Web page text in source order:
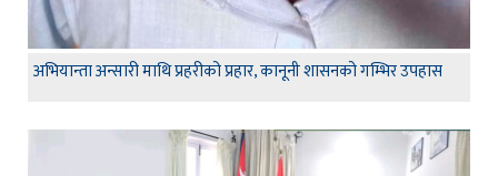
अभियान्ता अन्सारी माथि प्रहरीको प्रहार, कानूनी शासनको गम्भिर उपहास